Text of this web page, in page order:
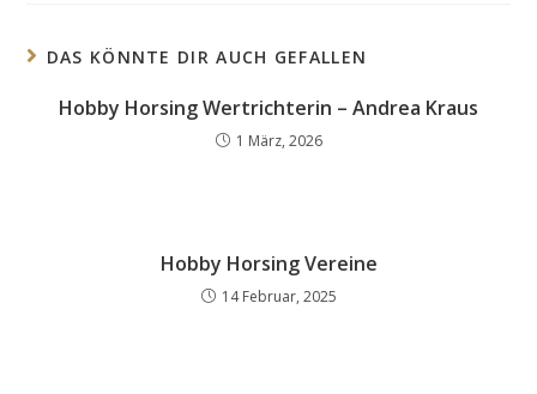
DAS KÖNNTE DIR AUCH GEFALLEN
Hobby Horsing Wertrichterin – Andrea Kraus
1 März, 2026
Hobby Horsing Vereine
14 Februar, 2025